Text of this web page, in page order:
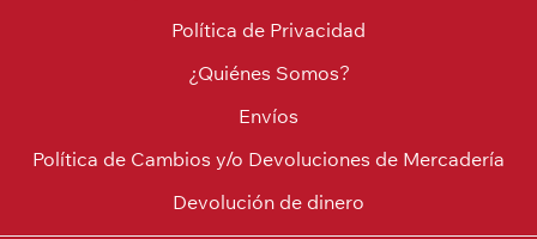
Política de Privacidad
¿Quiénes Somos?
Envíos
Política de Cambios y/o Devoluciones de Mercadería
Devolución de dinero